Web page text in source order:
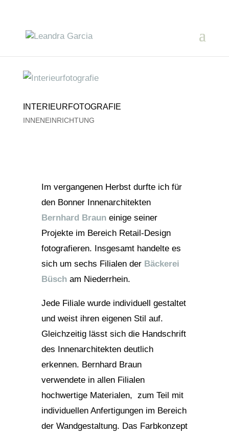
INTERIEURFOTOGRAFIE
INNENEINRICHTUNG
Im vergangenen Herbst durfte ich für
den Bonner Innenarchitekten
Bernhard Brauneinige seiner
Projekte im Bereich Retail-Design
fotografieren. Insgesamt handelte es
sich um sechs Filialen der Bäckerei
Büscham Niederrhein.
Jede Filiale wurde individuell gestaltet
und weist ihren eigenen Stil auf.
Gleichzeitig lässt sich die Handschrift
des Innenarchitekten deutlich
erkennen. Bernhard Braun
verwendete in allen Filialen
hochwertige Materialen, zum Teil mit
individuellen Anfertigungen im Bereich
der Wandgestaltung. Das Farbkonzept